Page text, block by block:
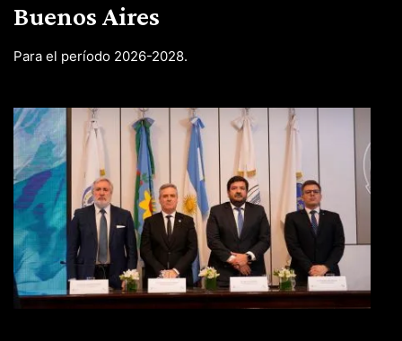
Buenos Aires
Para el período 2026-2028.